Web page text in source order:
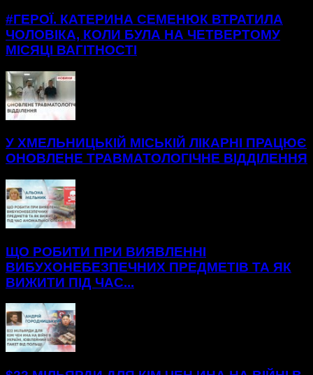
#ГЕРОЇ. КАТЕРИНА СЕМЕНЮК ВТРАТИЛА
ЧОЛОВІКА, КОЛИ БУЛА НА ЧЕТВЕРТОМУ
МІСЯЦІ ВАГІТНОСТІ
У ХМЕЛЬНИЦЬКІЙ МІСЬКІЙ ЛІКАРНІ ПРАЦЮЄ
ОНОВЛЕНЕ ТРАВМАТОЛОГІЧНЕ ВІДДІЛЕННЯ
ЩО РОБИТИ ПРИ ВИЯВЛЕННІ
ВИБУХОНЕБЕЗПЕЧНИХ ПРЕДМЕТІВ ТА ЯК
ВИЖИТИ ПІД ЧАС...